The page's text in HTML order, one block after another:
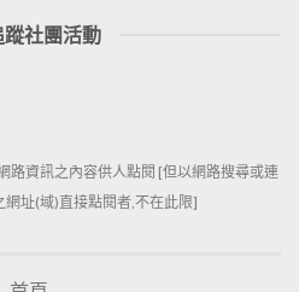
蹤社團活動
路資訊之內容供人點閱 [但以網路搜尋或連
址(域)直接點閱者,不在此限]